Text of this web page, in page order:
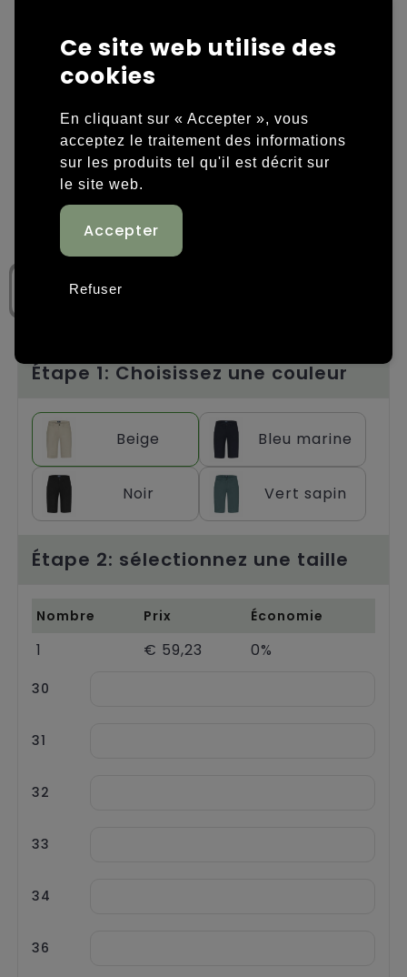
Housses et sacoches ordinateurs portables
Overige tassen
Sacs en papier
Sacs promotionnels
Sacs de voyage
Sacs à dos
Sacs porté épaule
Tassen voor sport
Chariots
Overige kleding
Polos
Sweaters personnalisés
T-shirts personnalisés
Vestes personnalisées
Chaussures personnalisées
Étape 1: Choisissez une couleur
Beige Bleu marine
Noir Vert sapin
Étape 2: sélectionnez une taille
Nombre Prix Économie
1 € 59,23 0%
30
31
32
33
34
36
Ce site web utilise des
cookies
En cliquant sur « Accepter », vous
acceptez le traitement des informations
sur les produits tel qu'il est décrit sur
le site web.
Refuser